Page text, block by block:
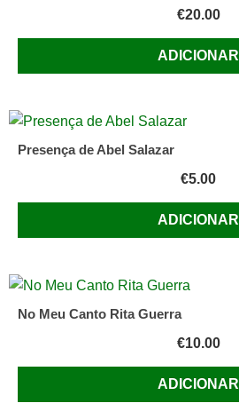
€20.00
ADICIONAR
Presença de Abel Salazar
€5.00
ADICIONAR
No Meu Canto Rita Guerra
€10.00
ADICIONAR